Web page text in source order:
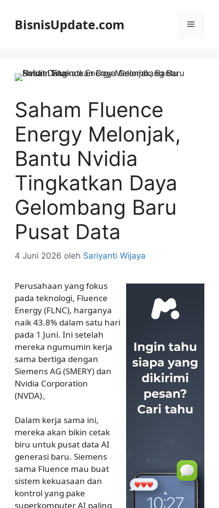
BisnisUpdate.com Menu
Saham Fluence
Energy Melonjak,
Bantu Nvidia
Tingkatkan Daya
Gelombang Baru
Pusat Data
4 Juni 2026 oleh Sariyanti Wijaya
Perusahaan yang fokus
pada teknologi, Fluence
Energy (FLNC), harganya
naik 43.8% dalam satu hari
pada 1 Juni. Ini setelah
mereka ngumumin kerja
sama bertiga dengan
Siemens AG (SMERY) dan
Nvidia Corporation
(NVDA)。
Dalam kerja sama ini,
mereka akan bikin cetak
biru untuk pusat data AI
generasi baru. Siemens
sama Fluence mau buat
sistem kekuasaan dan
kontrol yang pake
superkomputer AI paling